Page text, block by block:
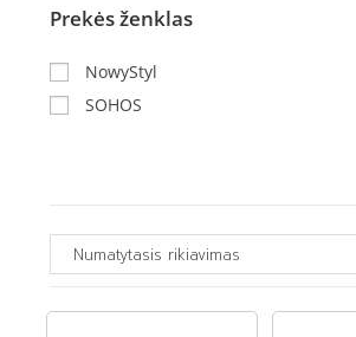
Prekės ženklas
NowyStyl
SOHOS